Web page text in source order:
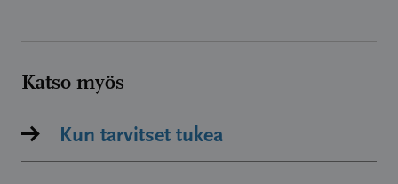
Katso myös
Kun tarvitset tukea